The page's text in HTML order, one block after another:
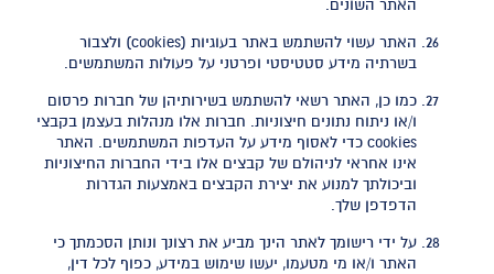
האתר השונים.
האתר עשוי להשתמש באתר בעוגיות (cookies) ולצבור
בשרתיה מידע סטטיסטי ופרטני על פעולות המשתמשים.
כמו כן, האתר רשאי להשתמש בשירותיהן של חברות פרסום
ו/או ניתוח נתונים חיצוניות. חברות אלו מנהלות בעצמן בקבצי
cookies כדי לאסוף מידע על העדפות המשתמשים. האתר
אינו אחראי לניהולם של קבצים אלו בידי החברות החיצוניות
וביכולתך למנוע את יצירת הקבצים באמצעות הגדרות
הדפדפן שלך.
על ידי רישומך לאתר הינך מביע את רצונך ונותן הסכמתך כי
האתר ו/או מי מטעמו, יעשו שימוש במידע, כפוף לכל דין,